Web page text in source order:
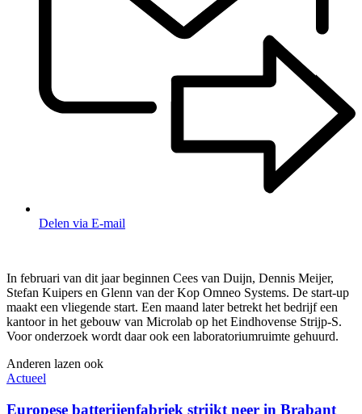
Delen via E-mail
In februari van dit jaar beginnen Cees van Duijn, Dennis Meijer,
Stefan Kuipers en Glenn van der Kop Omneo Systems. De start-up
maakt een vliegende start. Een maand later betrekt het bedrijf een
kantoor in het gebouw van Microlab op het Eindhovense Strijp-S.
Voor onderzoek wordt daar ook een laboratoriumruimte gehuurd.
Anderen lazen ook
Actueel
Europese batterijenfabriek strijkt neer in Brabant